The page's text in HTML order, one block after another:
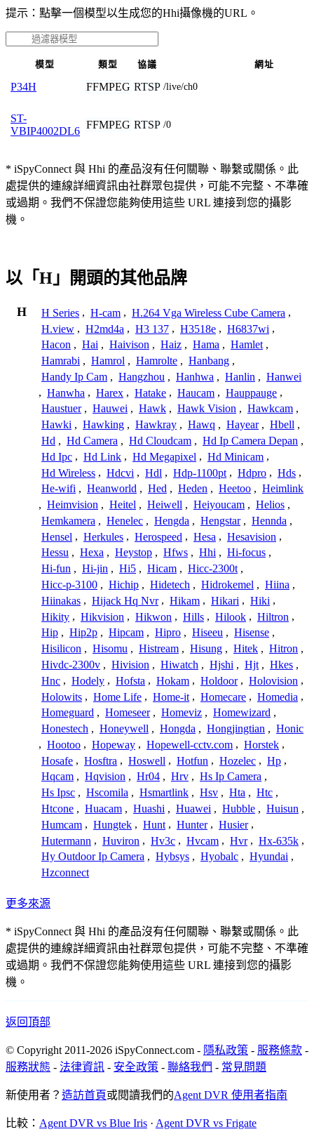
提示：點擊一個模型以生成您的Hhi攝像機的URL。
模型 類型 協議 網址
P34H FFMPEG RTSP /live/ch0
ST-
VBIP4002DL6
FFMPEG RTSP /0
* iSpyConnect 與 Hhi 的產品沒有任何關聯、聯繫或關係。此
處提供的連線詳細資訊由社群眾包提供，可能不完整、不準確
或過期。我們不保證您能夠使用這些 URL 連接到您的攝影
機。
以「H」開頭的其他品牌
H H Series , H-cam , H.264 Vga Wireless Cube Camera ,
H.view , H2md4a , H3 137 , H3518e , H6837wi ,
Hacon , Hai , Haivison , Haiz , Hama , Hamlet ,
Hamrabi , Hamrol , Hamrolte , Hanbang ,
Handy Ip Cam , Hangzhou , Hanhwa , Hanlin , Hanwei
, Hanwha , Harex , Hatake , Haucam , Hauppauge ,
Haustuer , Hauwei , Hawk , Hawk Vision , Hawkcam ,
Hawki , Hawking , Hawkray , Hawq , Hayear , Hbell ,
Hd , Hd Camera , Hd Cloudcam , Hd Ip Camera Depan ,
Hd Ipc , Hd Link , Hd Megapixel , Hd Minicam ,
Hd Wireless , Hdcvi , Hdl , Hdp-1100pt , Hdpro , Hds ,
He-wifi , Heanworld , Hed , Heden , Heetoo , Heimlink
, Heimvision , Heitel , Heiwell , Heiyoucam , Helios ,
Hemkamera , Henelec , Hengda , Hengstar , Hennda ,
Hensel , Herkules , Herospeed , Hesa , Hesavision ,
Hessu , Hexa , Heystop , Hfws , Hhi , Hi-focus ,
Hi-fun , Hi-jin , Hi5 , Hicam , Hicc-2300t ,
Hicc-p-3100 , Hichip , Hidetech , Hidrokemel , Hiina ,
Hiinakas , Hijack Hq Nvr , Hikam , Hikari , Hiki ,
Hikity , Hikvision , Hikwon , Hills , Hilook , Hiltron ,
Hip , Hip2p , Hipcam , Hipro , Hiseeu , Hisense ,
Hisilicon , Hisomu , Histream , Hisung , Hitek , Hitron ,
Hivdc-2300v , Hivision , Hiwatch , Hjshi , Hjt , Hkes ,
Hnc , Hodely , Hofsta , Hokam , Holdoor , Holovision ,
Holowits , Home Life , Home-it , Homecare , Homedia ,
Homeguard , Homeseer , Homeviz , Homewizard ,
Honestech , Honeywell , Hongda , Hongjingtian , Honic
, Hootoo , Hopeway , Hopewell-cctv.com , Horstek ,
Hosafe , Hosftra , Hoswell , Hotfun , Hozelec , Hp ,
Hqcam , Hqvision , Hr04 , Hrv , Hs Ip Camera ,
Hs Ipsc , Hscomila , Hsmartlink , Hsv , Hta , Htc ,
Htcone , Huacam , Huashi , Huawei , Hubble , Huisun ,
Humcam , Hungtek , Hunt , Hunter , Husier ,
Hutermann , Huviron , Hv3c , Hvcam , Hvr , Hx-635k ,
Hy Outdoor Ip Camera , Hybsys , Hyobalc , Hyundai ,
Hzconnect
更多來源
* iSpyConnect 與 Hhi 的產品沒有任何關聯、聯繫或關係。此
處提供的連線詳細資訊由社群眾包提供，可能不完整、不準確
或過期。我們不保證您能夠使用這些 URL 連接到您的攝影
機。
返回頂部
© Copyright 2011-2026 iSpyConnect.com - 隱私政策 - 服務條款 -
服務狀態 - 法律資訊 - 安全政策 - 聯絡我們 - 常見問題
新使用者？ 造訪首頁或閱讀我們的Agent DVR 使用者指南
比較： Agent DVR vs Blue Iris · Agent DVR vs Frigate